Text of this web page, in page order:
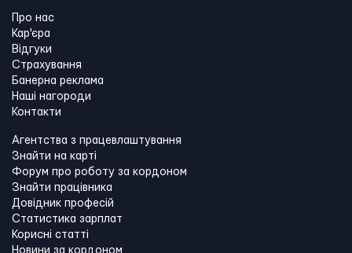
Про нас
Кар'єра
Відгуки
Страхування
Банерна реклама
Наші нагороди
Контакти
Агентства з працевлаштування
Знайти на карті
Форум про роботу за кордоном
Знайти працівника
Довідник професій
Статистика зарплат
Корисні статті